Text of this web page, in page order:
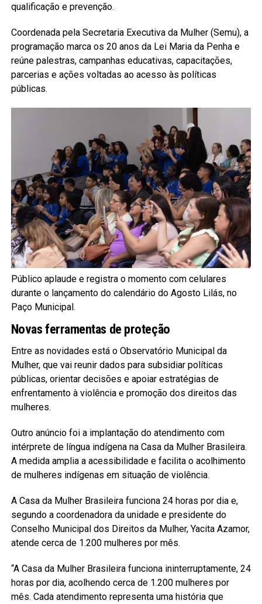
qualificação e prevenção.
Coordenada pela Secretaria Executiva da Mulher (Semu), a
programação marca os 20 anos da Lei Maria da Penha e
reúne palestras, campanhas educativas, capacitações,
parcerias e ações voltadas ao acesso às políticas
públicas.
Público aplaude e registra o momento com celulares
durante o lançamento do calendário do Agosto Lilás, no
Paço Municipal.
Novas ferramentas de proteção
Entre as novidades está o Observatório Municipal da
Mulher, que vai reunir dados para subsidiar políticas
públicas, orientar decisões e apoiar estratégias de
enfrentamento à violência e promoção dos direitos das
mulheres.
Outro anúncio foi a implantação do atendimento com
intérprete de língua indígena na Casa da Mulher Brasileira.
A medida amplia a acessibilidade e facilita o acolhimento
de mulheres indígenas em situação de violência.
A Casa da Mulher Brasileira funciona 24 horas por dia e,
segundo a coordenadora da unidade e presidente do
Conselho Municipal dos Direitos da Mulher, Yacita Azamor,
atende cerca de 1.200 mulheres por mês.
“A Casa da Mulher Brasileira funciona ininterruptamente, 24
horas por dia, acolhendo cerca de 1.200 mulheres por
mês. Cada atendimento representa uma história que